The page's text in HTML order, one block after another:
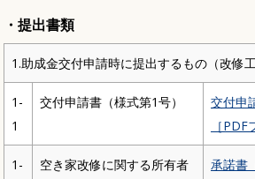
・提出書類
1.助成金交付申請時に提出するもの（改修工
1-
1
交付申請書（様式第1号）
交付申
［
1-
空き家改修に関する所有者
承諾書